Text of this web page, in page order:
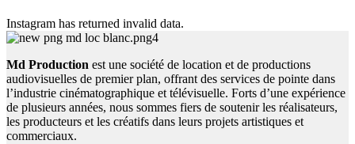
Instagram has returned invalid data.
Md Production est une société de location et de productions
audiovisuelles de premier plan, offrant des services de pointe dans
l’industrie cinématographique et télévisuelle. Forts d’une expérience
de plusieurs années, nous sommes fiers de soutenir les réalisateurs,
les producteurs et les créatifs dans leurs projets artistiques et
commerciaux.